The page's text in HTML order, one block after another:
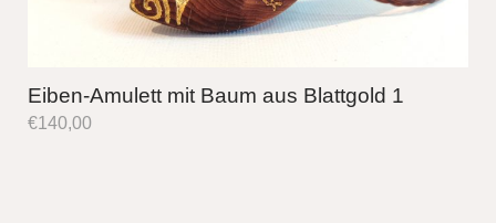
Eiben-Amulett mit Baum aus Blattgold 1
€140,00